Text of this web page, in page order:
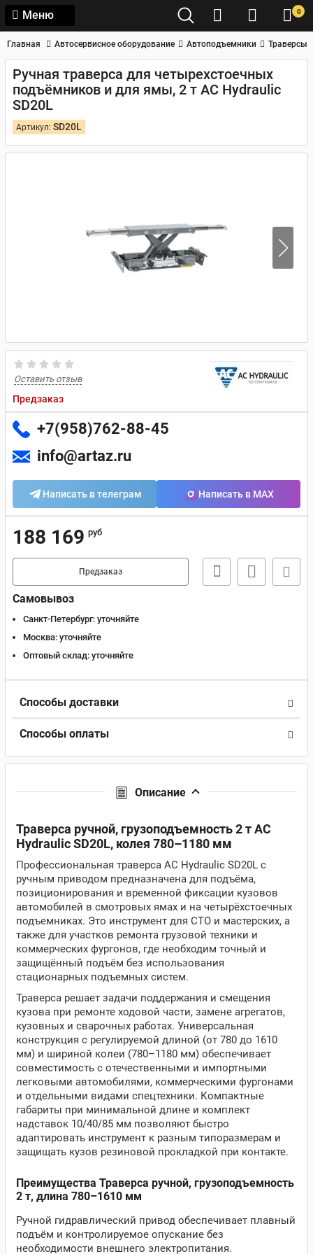
Меню 0
Главная Автосервисное оборудование Автоподъемники Траверсы
Ручная траверса для четырехстоечных
подъёмников и для ямы, 2 т AC Hydraulic
SD20L
Артикул: SD20L
Оставить отзыв
Предзаказ
+7(958)762-88-45
info@artaz.ru
Написать в телеграм Написать в MAX
188 169 руб
Предзаказ
Самовывоз
Санкт-Петербург: уточняйте
Москва: уточняйте
Оптовый склад: уточняйте
Способы доставки
Способы оплаты
Описание
Траверса ручной, грузоподъемность 2 т AC
Hydraulic SD20L, колея 780–1180 мм
Профессиональная траверса AC Hydraulic SD20L с
ручным приводом предназначена для подъёма,
позиционирования и временной фиксации кузовов
автомобилей в смотровых ямах и на четырёхстоечных
подъемниках. Это инструмент для СТО и мастерских, а
также для участков ремонта грузовой техники и
коммерческих фургонов, где необходим точный и
защищённый подъём без использования
стационарных подъемных систем.
Траверса решает задачи поддержания и смещения
кузова при ремонте ходовой части, замене агрегатов,
кузовных и сварочных работах. Универсальная
конструкция с регулируемой длиной (от 780 до 1610
мм) и шириной колеи (780–1180 мм) обеспечивает
совместимость с отечественными и импортными
легковыми автомобилями, коммерческими фургонами
и отдельными видами спецтехники. Компактные
габариты при минимальной длине и комплект
надставок 10/40/85 мм позволяют быстро
адаптировать инструмент к разным типоразмерам и
защищать кузов резиновой прокладкой при контакте.
Преимущества Траверса ручной, грузоподъемность
2 т, длина 780–1610 мм
Ручной гидравлический привод обеспечивает плавный
подъём и контролируемое опускание без
необходимости внешнего электропитания.